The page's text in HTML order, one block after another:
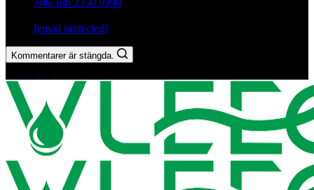
+86 188 2350 9990
[email protected]
Kommentarer är stängda.